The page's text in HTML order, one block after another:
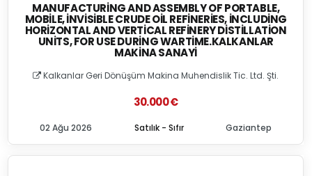
MANUFACTURING AND ASSEMBLY OF PORTABLE,
MOBILE, İNVISIBLE CRUDE OIL REFINERIES, İNCLUDING
HORIZONTAL AND VERTICAL REFINERY DISTILLATION
UNITS, FOR USE DURING WARTIME.KALKANLAR
MAKINA SANAYI
Kalkanlar Geri Dönüşüm Makina Muhendislik Tic. Ltd. Şti.
30.000 €
Satılık - Sıfır
02 Ağu 2026 Gaziantep